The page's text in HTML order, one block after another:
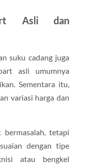
Asli dan
suku cadang juga
asli umumnya
Sementara itu,
variasi harga dan
tetapi
dengan tipe
atau bengkel